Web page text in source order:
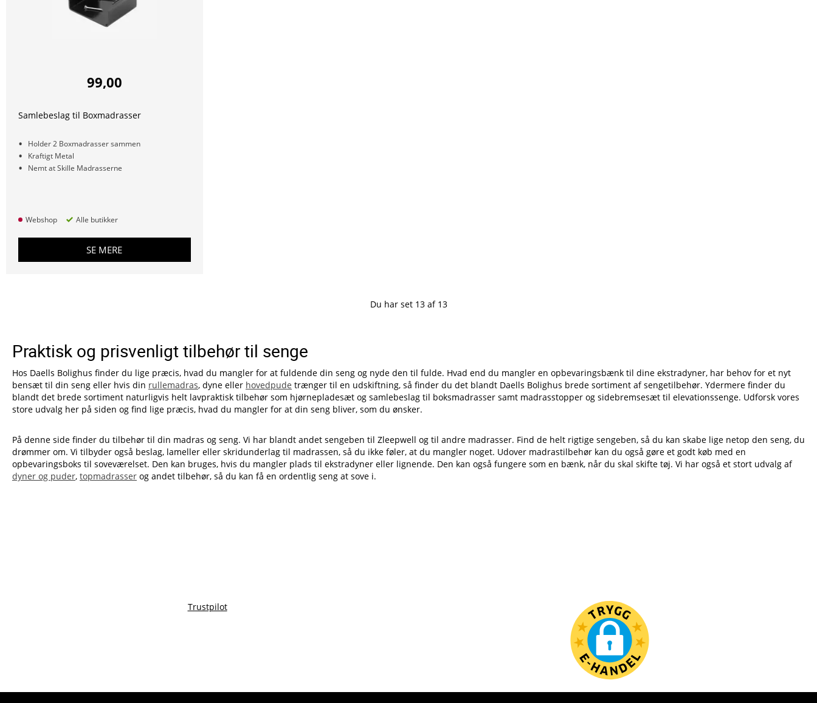
99,00
Samlebeslag til Boxmadrasser
Holder 2 Boxmadrasser sammen
Kraftigt Metal
Nemt at Skille Madrasserne
Webshop Alle butikker
SE MERE
Du har set 13 af 13
Praktisk og prisvenligt tilbehør til senge
Hos Daells Bolighus finder du lige præcis, hvad du mangler for at fuldende din seng og nyde den til fulde. Hvad end du mangler en opbevaringsbænk til dine ekstradyner, har behov for et nyt
bensæt til din seng eller hvis din rullemadras, dyne eller hovedpude trænger til en udskiftning, så finder du det blandt Daells Bolighus brede sortiment af sengetilbehør. Ydermere finder du
blandt det brede sortiment naturligvis helt lavpraktisk tilbehør som hjørnepladesæt og samlebeslag til boksmadrasser samt madrasstopper og sidebremsesæt til elevationssenge. Udforsk vores
store udvalg her på siden og find lige præcis, hvad du mangler for at din seng bliver, som du ønsker.
På denne side finder du tilbehør til din madras og seng. Vi har blandt andet sengeben til Zleepwell og til andre madrasser. Find de helt rigtige sengeben, så du kan skabe lige netop den seng, du
drømmer om. Vi tilbyder også beslag, lameller eller skridunderlag til madrassen, så du ikke føler, at du mangler noget. Udover madrastilbehør kan du også gøre et godt køb med en
opbevaringsboks til soveværelset. Den kan bruges, hvis du mangler plads til ekstradyner eller lignende. Den kan også fungere som en bænk, når du skal skifte tøj. Vi har også et stort udvalg af
dyner og puder, topmadrasser og andet tilbehør, så du kan få en ordentlig seng at sove i.
Trustpilot